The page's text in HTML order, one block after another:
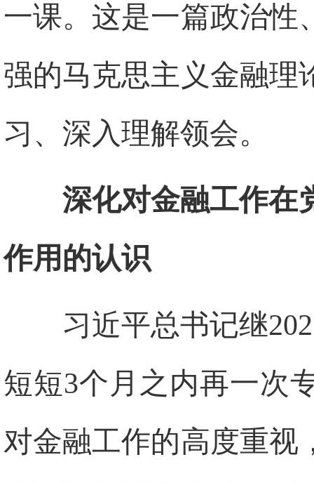
一课。这是一篇政治性
强的马克思主义金融理
习、深入理解领会。
深化对金融工作在
作用的认识
习近平总书记继
短短3个月之内再一次
对金融工作的高度重视